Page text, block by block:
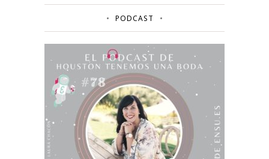
PODCAST